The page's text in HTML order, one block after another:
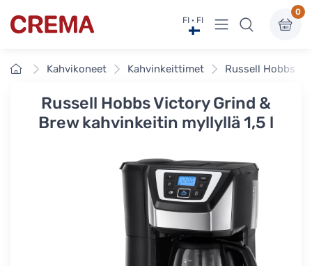
Crema FI · FI Näytä valikko
0
EtusivuKahvikoneet Kahvinkeittimet Russell Hobbs
Russell Hobbs Victory Grind &
Brew kahvinkeitin myllyllä 1,5 l